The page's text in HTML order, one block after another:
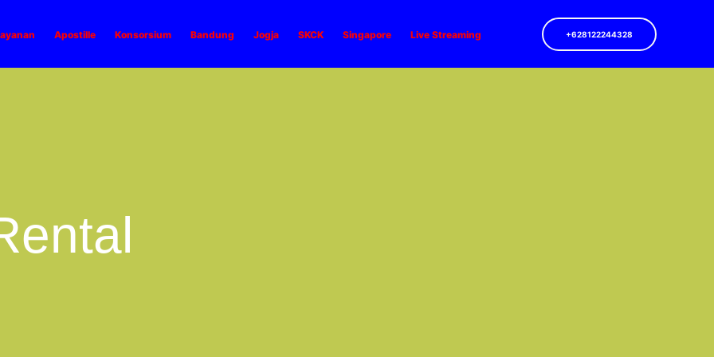
Apostille Konsorsium Bandung Jogja SKCK Singapore Live Streaming +628122244328